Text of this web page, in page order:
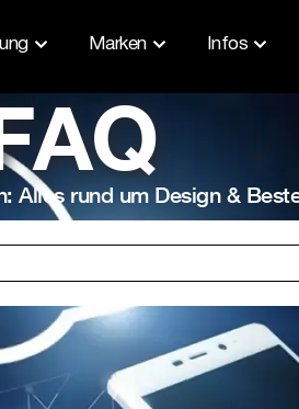
Marken Infos
Alles rund um Design &